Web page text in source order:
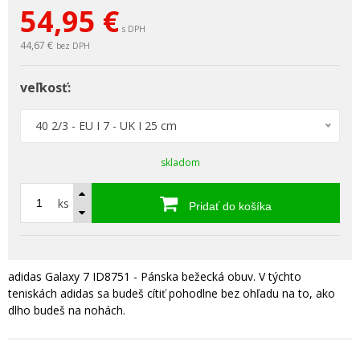
54,95 € s DPH
44,67 € bez DPH
veľkosť:
40 2/3 - EU I 7 - UK I 25 cm
skladom
ks Pridať do košíka
adidas Galaxy 7 ID8751 - Pánska bežecká obuv. V týchto
teniskách adidas sa budeš cítiť pohodlne bez ohľadu na to, ako
dlho budeš na nohách.